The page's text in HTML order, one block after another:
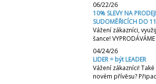
06/22/26
10% SLEVY NA
SUDOMĚŘICÍCH DO
Vážení zákazníci,
šance!
04/24/26
LIDER = být LEADER
Vážení zákazníci!
novém přívěsu?